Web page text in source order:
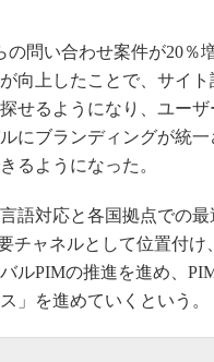
問い合わせ案件が20％
向上したことで、サイ
せるようになり、ユー
にブランディングが統
るようになった。
語対応と各国拠点での最
チャネルとして位置付
ルPIMの推進を進め、
」を進めていくという。